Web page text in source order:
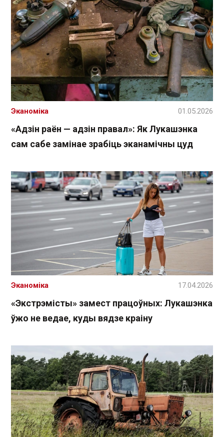
«Адзін раён — адзін правал»: Як Лукашэнка
сам сабе замінае зрабіць эканамічны цуд
Эканоміка 01.05.2026
«Экстрэмісты» замест працоўных: Лукашэнка
ўжо не ведае, куды вядзе краіну
Эканоміка 17.04.2026